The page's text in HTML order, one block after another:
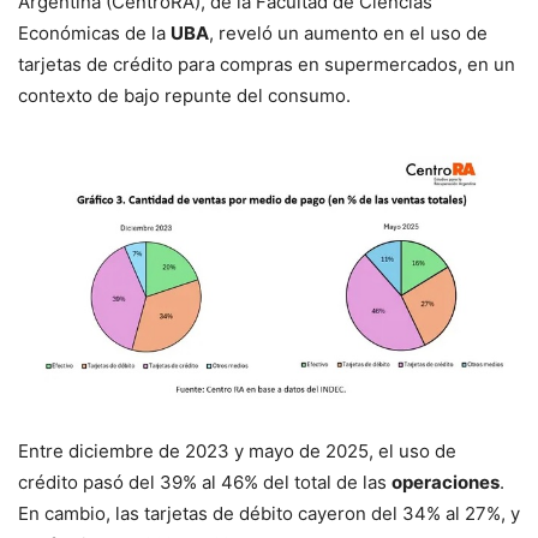
Económicas de la UBA, reveló un aumento en el uso de
tarjetas de crédito para compras en supermercados, en un
contexto de bajo repunte del consumo.
Entre diciembre de 2023 y mayo de 2025, el uso de
crédito pasó del 39% al 46% del total de las operaciones.
En cambio, las tarjetas de débito cayeron del 34% al 27%, y